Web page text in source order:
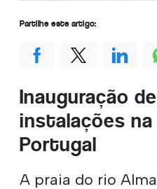
Inauguração
instalações
Portugal
A praia do rio
Partilhe este artigo: